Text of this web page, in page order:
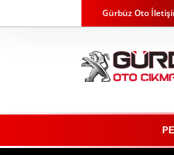
Gürbüz Oto